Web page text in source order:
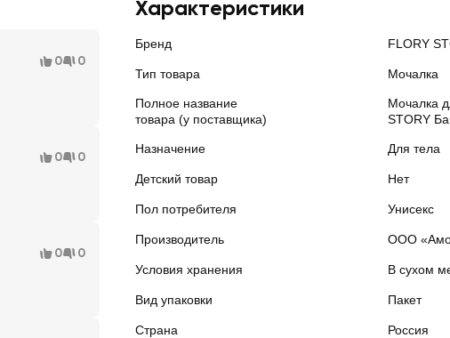
Характеристики
Бренд FLORY
Тип товара Мочалка
Полное название
товара (у поставщика)
Мочалка
STORY
Назначение Для тела
Детский товар Нет
Пол потребителя Унисекс
Производитель ООО
Условия хранения В сухом
Вид упаковки Пакет
Страна Россия
0 0
0 0
0 0